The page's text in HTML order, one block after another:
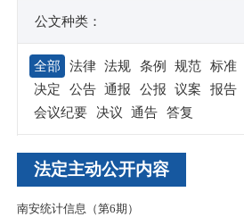
公文种类：
全部 法律 法规 条例 规范 标准
决定
公告 通报 公报 议案 报告
会议纪要
决议 通告 答复
法定主动公开内容
南安统计信息（第6期）